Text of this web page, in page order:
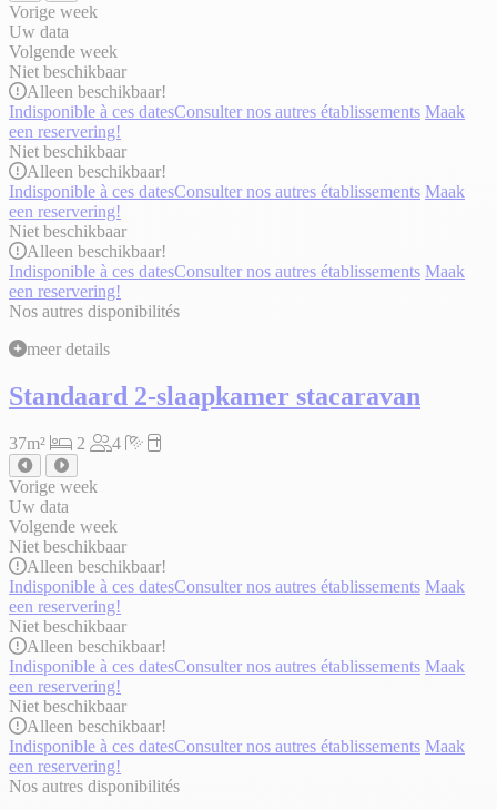
Vorige week
Uw data
Volgende week
Niet beschikbaar
Alleen beschikbaar!
Indisponible à ces datesConsulter nos autres établissements Maak
een reservering!
Niet beschikbaar
Alleen beschikbaar!
Indisponible à ces datesConsulter nos autres établissements Maak
een reservering!
Niet beschikbaar
Alleen beschikbaar!
Indisponible à ces datesConsulter nos autres établissements Maak
een reservering!
Nos autres disponibilités
meer details
Standaard 2-slaapkamer stacaravan
37m² 2 4
Vorige week
Uw data
Volgende week
Niet beschikbaar
Alleen beschikbaar!
Indisponible à ces datesConsulter nos autres établissements Maak
een reservering!
Niet beschikbaar
Alleen beschikbaar!
Indisponible à ces datesConsulter nos autres établissements Maak
een reservering!
Niet beschikbaar
Alleen beschikbaar!
Indisponible à ces datesConsulter nos autres établissements Maak
een reservering!
Nos autres disponibilités